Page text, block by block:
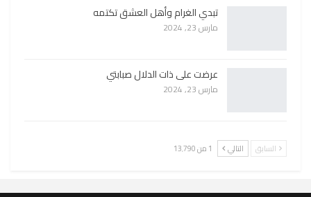
تبدي الغرام وأهل العشق تكتمه
مارس 23, 2024
عرضت على ذات الدلال صبابتي
مارس 23, 2024
السابق التالي 1 من 13٬790